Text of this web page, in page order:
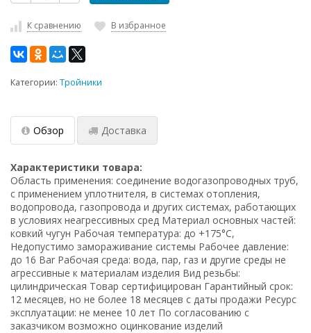
К сравнению В избранное
Категории: Тройники
Обзор Доставка
Характеристики товара:
Область применения: соединение водогазопроводных труб,
с применением уплотнителя, в системах отопления,
водопровода, газопровода и других системах, работающих
в условиях неагрессивных сред Материал основных частей:
ковкий чугун Рабочая температура: до +175°C,
Недопустимо замораживание системы Рабочее давление:
до 16 Bar Рабочая среда: вода, пар, газ и другие среды не
агрессивные к материалам изделия Вид резьбы:
цилиндрическая Товар сертифицирован Гарантийный срок:
12 месяцев, но не более 18 месяцев с даты продажи Ресурс
эксплуатации: не менее 10 лет По согласованию с
заказчиком возможно оцинкование изделий